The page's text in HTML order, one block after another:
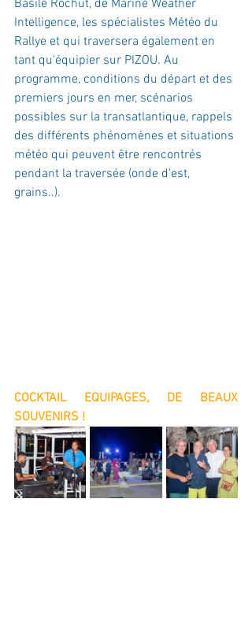
Basile Rochut, de Marine Weather
Intelligence, les spécialistes Météo du
Rallye et qui traversera également en
tant qu'équipier sur PIZOU. Au
programme, conditions du départ et des
premiers jours en mer, scénarios
possibles sur la transatlantique, rappels
des différents phénomènes et situations
météo qui peuvent être rencontrés
pendant la traversée (onde d'est,
grains..).
COCKTAIL EQUIPAGES, DE BEAUX
SOUVENIRS !